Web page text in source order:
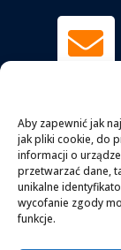
Aby zapewnić jak
jak pliki cookie, do
informacji o
przetwarzać dane,
unikalne
wycofanie zgody
funkcje.

